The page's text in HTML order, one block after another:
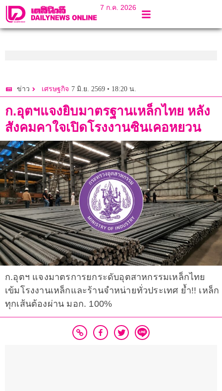
7 ก.ค. 2026
ข่าว เศรษฐกิจ 7 มิ.ย. 2569 • 18:20 น.
ก.อุตฯแจงยิบมาตรฐานเหล็กไทย หลัง
สังคมคาใจเปิดโรงงานซินเคอหยวน
ก.อุตฯ แจงมาตรการยกระดับอุตสาหกรรมเหล็กไทย
เข้มโรงงานเหล็กและร้านจำหน่ายทั่วประเทศ ย้ำ!! เหล็ก
ทุกเส้นต้องผ่าน มอก. 100%